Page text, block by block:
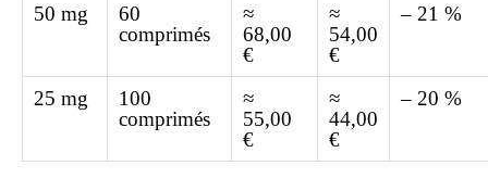
50 mg
60
comprimés
≈
68,00
€
≈
54,00
€
– 21 %
25 mg
100
comprimés
≈
55,00
€
≈
44,00
€
– 20 %